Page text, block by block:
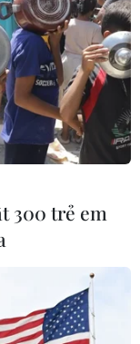
đấu ấn tượng tại
giành 2 huy
300 trẻ em